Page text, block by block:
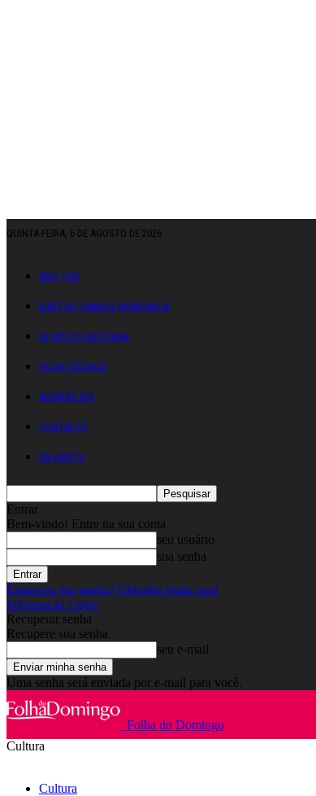
QUINTA-FEIRA, 6 DE AGOSTO DE 2026
ANO: CXII
DIRETOR: SAMUEL MENDONÇA
ESTATUTO EDITORIAL
FICHA TÉCNICA
ASSINATURA
CONTACTO
EM DIRETO
Entrar
Bem-vindo! Entre na sua conta
seu usuário
sua senha
Esqueceu sua senha? Obtenha ajuda aqui
Informação Legal
Recuperar senha
Recupere sua senha
seu e-mail
Uma senha será enviada por e-mail para você.
Folha do Domingo
Cultura
Cultura